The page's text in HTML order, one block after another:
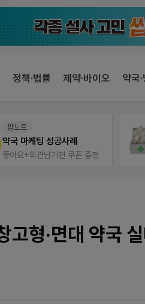
정책·법률 제약·바이오 약국
팜노트
약국 마케팅 성공사례
좋아요+의견남기면 쿠폰 증정
고형·면대 약국